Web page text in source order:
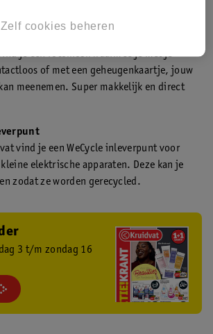
je een fotokiosk waarmee je met je
of met een geheugenkaartje, jouw
meenemen. Super makkelijk en direct
vind je een WeCycle inleverpunt voor
elektrische apparaten. Deze kan je
zodat ze worden gerecycled.
3 t/m zondag 16
Zelf cookies beheren